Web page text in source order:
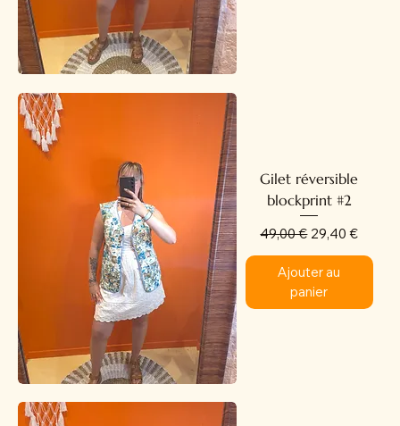
Gilet réversible
blockprint #2
Prix original
49,00 € Prix
29,40 €
Ajouter au
panier